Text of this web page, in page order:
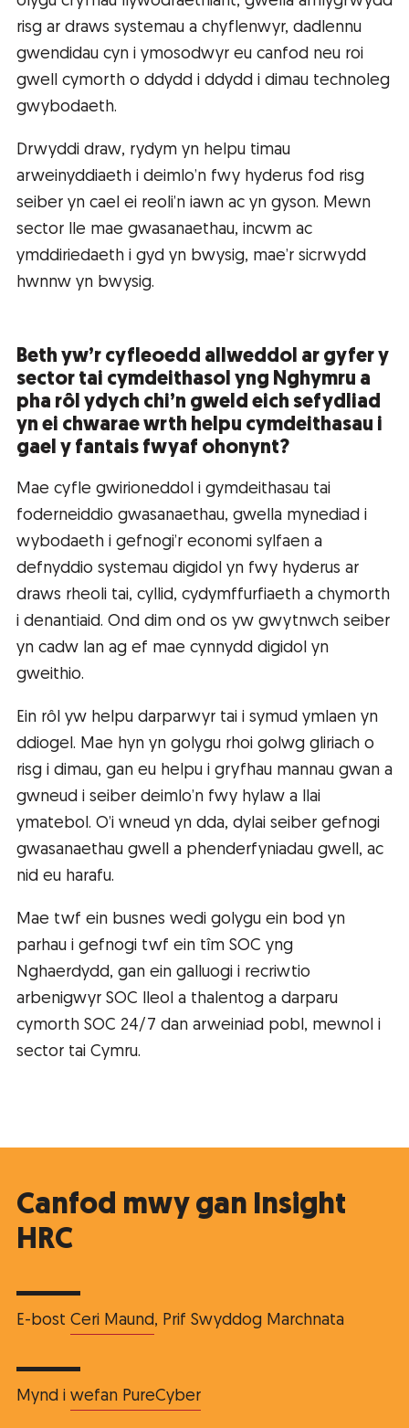
risg ar draws systemau a chyflenwyr, dadlennu
gwendidau cyn i ymosodwyr eu canfod neu roi
gwell cymorth o ddydd i ddydd i dimau technoleg
gwybodaeth.
Drwyddi draw, rydym yn helpu timau
arweinyddiaeth i deimlo’n fwy hyderus fod risg
seiber yn cael ei reoli’n iawn ac yn gyson. Mewn
sector lle mae gwasanaethau, incwm ac
ymddiriedaeth i gyd yn bwysig, mae’r sicrwydd
hwnnw yn bwysig.
Beth yw’r cyfleoedd allweddol ar gyfer y
sector tai cymdeithasol yng Nghymru a
pha rôl ydych chi’n gweld eich sefydliad
yn ei chwarae wrth helpu cymdeithasau i
gael y fantais fwyaf ohonynt?
Mae cyfle gwirioneddol i gymdeithasau tai
foderneiddio gwasanaethau, gwella mynediad i
wybodaeth i gefnogi’r economi sylfaen a
defnyddio systemau digidol yn fwy hyderus ar
draws rheoli tai, cyllid, cydymffurfiaeth a chymorth
i denantiaid. Ond dim ond os yw gwytnwch seiber
yn cadw lan ag ef mae cynnydd digidol yn
gweithio.
Ein rôl yw helpu darparwyr tai i symud ymlaen yn
ddiogel. Mae hyn yn golygu rhoi golwg gliriach o
risg i dimau, gan eu helpu i gryfhau mannau gwan a
gwneud i seiber deimlo’n fwy hylaw a llai
ymatebol. O’i wneud yn dda, dylai seiber gefnogi
gwasanaethau gwell a phenderfyniadau gwell, ac
nid eu harafu.
Mae twf ein busnes wedi golygu ein bod yn
parhau i gefnogi twf ein tîm SOC yng
Nghaerdydd, gan ein galluogi i recriwtio
arbenigwyr SOC lleol a thalentog a darparu
cymorth SOC 24/7 dan arweiniad pobl, mewnol i
sector tai Cymru.
Canfod mwy gan Insight
HRC
E-bost Ceri Maund, Prif Swyddog Marchnata
Mynd i wefan PureCyber